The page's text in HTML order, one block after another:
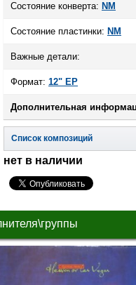
Состояние конверта: NM
Состояние пластинки: NM
Важные детали:
Формат: 12" EP
Дополнительная
Список композиций
нет в наличии